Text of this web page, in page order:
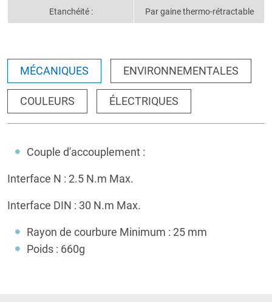
Etanchéité : Par gaine thermo-rétractable
MÉCANIQUES ENVIRONNEMENTALES
COULEURS ÉLECTRIQUES
Couple d'accouplement :
Interface N : 2.5 N.m Max.
Interface DIN : 30 N.m Max.
Rayon de courbure Minimum : 25 mm
Poids : 660g